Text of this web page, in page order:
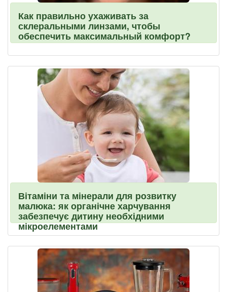
Как правильно ухаживать за
склеральными линзами, чтобы
обеспечить максимальный комфорт?
Вітаміни та мінерали для розвитку
малюка: як органічне харчування
забезпечує дитину необхідними
мікроелементами